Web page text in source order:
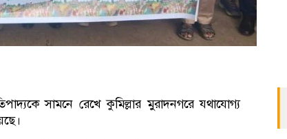
সামনে রেখে কুমিল্লার মুরাদনগরে যথাযোগ্য